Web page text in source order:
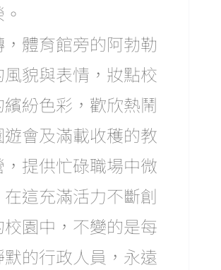
體育館旁的阿勃勒
貌與表情，妝點校
紛色彩，歡欣熱鬧
會及滿載收穫的教
提供忙碌職場中微
這充滿活力不斷創
園中，不變的是每
的行政人員，永遠